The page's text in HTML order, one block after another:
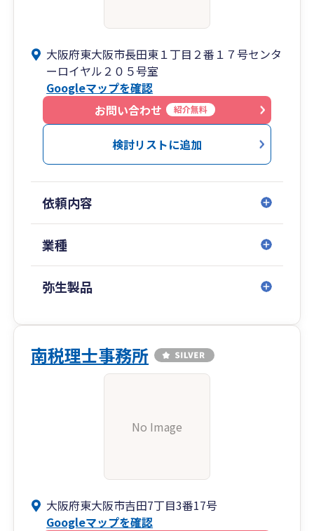
大阪府東大阪市長田東１丁目２番１７号センタ
ーロイヤル２０５号室
Googleマップを確認
お問い合わせ
紹介無料
検討リストに追加
依頼内容
業種
弥生製品
南税理士事務所
No Image
大阪府東大阪市吉田7丁目3番17号
Googleマップを確認